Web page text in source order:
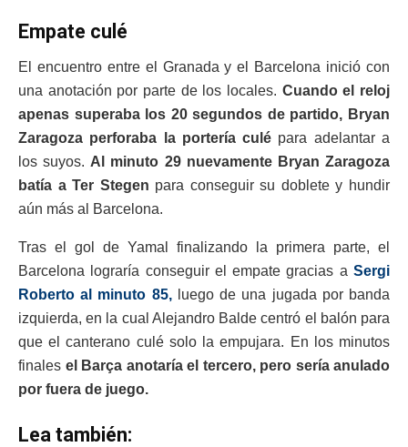
Empate culé
El encuentro entre el Granada y el Barcelona inició con
una anotación por parte de los locales. Cuando el reloj
apenas superaba los 20 segundos de partido, Bryan
Zaragoza perforaba la portería culé para adelantar a
los suyos. Al minuto 29 nuevamente Bryan Zaragoza
batía a Ter Stegen para conseguir su doblete y hundir
aún más al Barcelona.
Tras el gol de Yamal finalizando la primera parte, el
Barcelona lograría conseguir el empate gracias a Sergi
Roberto al minuto 85,luego de una jugada por banda
izquierda, en la cual Alejandro Balde centró el balón para
que el canterano culé solo la empujara. En los minutos
finales el Barça anotaría el tercero, pero sería anulado
por fuera de juego.
Lea también: